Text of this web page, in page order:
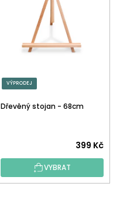
VÝPRODEJ
Dřevěný stojan - 68cm
399 Kč
VYBRAT